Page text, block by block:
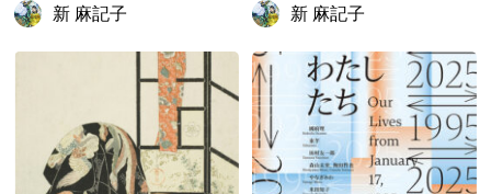
が重なりあう
新 麻記子
キテンスタイン」
新 麻記子